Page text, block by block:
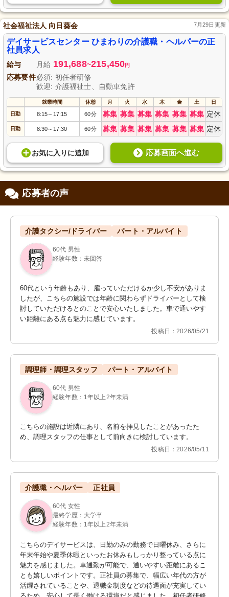
社会福祉法人 向日葵会 7月29日更新
デイサービスセンター ひまわりの介護職・ヘルパーの正
社員求人
給与 月給 191,688~215,450円
応募要件必須: 初任者研修
歓迎: 介護福祉士、自動車免許
就業時間 休憩 月 火 水 木 金 土 日
日勤 8:15～ 17:15 60分 募集 募集 募集 募集 募集 募集 定休
日勤 8:30～ 17:30 60分 募集 募集 募集 募集 募集 募集 定休
お気に入り に追加 応募画面へ進む
応募者の声
介護タクシー/ドライバー パート・アルバイト
60代 男性
経験年数：未回答
60代という年齢もあり、雇っていただけるか少し不安がありま
したが、こちらの施設では年齢に関わらずドライバーとして検
討していただけるとのことで安心いたしました。車で通いやす
い距離にある点も魅力に感じています。
投稿日：2026/05/21
調理師・調理スタッフ パート・アルバイト
60代 男性
経験年数：1年以上2年未満
こちらの施設は近隣にあり、名前を拝見したことがあったた
め、調理スタッフの仕事として前向きに検討しています。
投稿日：2026/05/11
介護職・ヘルパー 正社員
60代 女性
最終学歴：大学卒
経験年数：1年以上2年未満
こちらのデイサービスは、日勤のみの勤務で日曜休み、さらに
年末年始や夏季休暇といったお休みもしっかり整っている点に
魅力を感じました。車通勤が可能で、通いやすい距離にあるこ
とも嬉しいポイントです。正社員の募集で、幅広い年代の方が
活躍されていることや、退職金制度などの待遇面が充実してい
るため、安心して長く働ける環境だと感じました。初任者研修